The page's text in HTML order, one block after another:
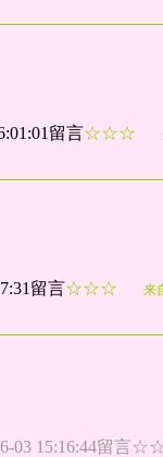
留言☆☆☆
留言☆☆☆ 来
03 15:16:44留言